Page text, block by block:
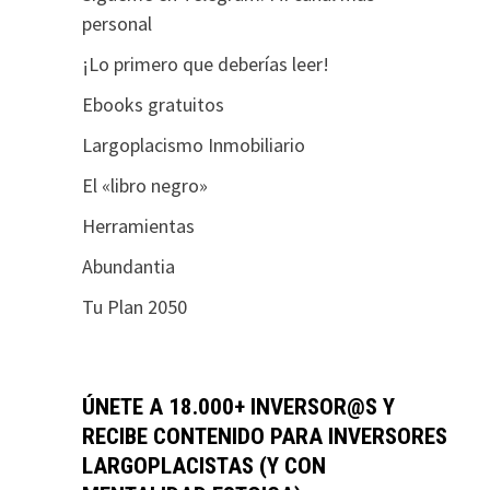
personal
¡Lo primero que deberías leer!
Ebooks gratuitos
Largoplacismo Inmobiliario
El «libro negro»
Herramientas
Abundantia
Tu Plan 2050
ÚNETE A 18.000+ INVERSOR@S Y
RECIBE CONTENIDO PARA INVERSORES
LARGOPLACISTAS (Y CON